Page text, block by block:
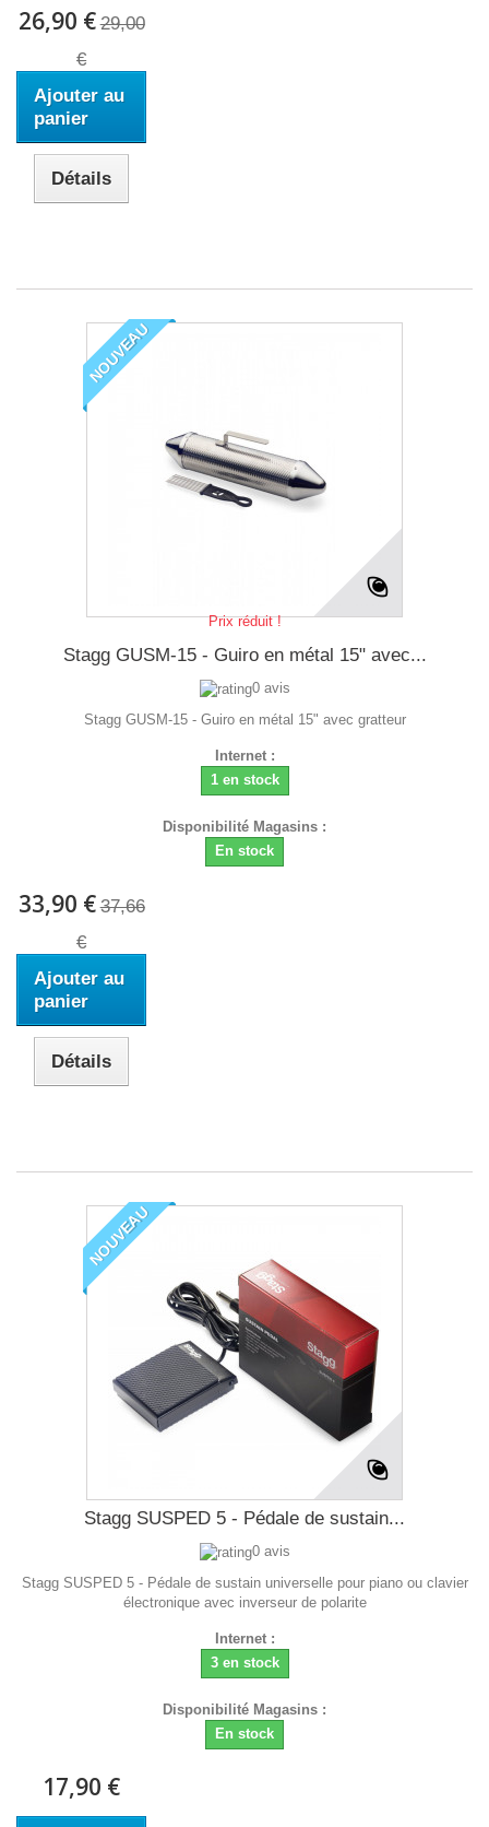
26,90 € 29,00
€
Ajouter au
panier
Détails
NOUVEAU
Prix réduit !
Stagg GUSM-15 - Guiro en métal 15" avec...
0 avis
Stagg GUSM-15 - Guiro en métal 15" avec gratteur
Internet :
1 en stock
Disponibilité Magasins :
En stock
33,90 € 37,66
€
Ajouter au
panier
Détails
NOUVEAU
Stagg SUSPED 5 - Pédale de sustain...
0 avis
Stagg SUSPED 5 - Pédale de sustain universelle pour piano ou clavier
électronique avec inverseur de polarite
Internet :
3 en stock
Disponibilité Magasins :
En stock
17,90 €